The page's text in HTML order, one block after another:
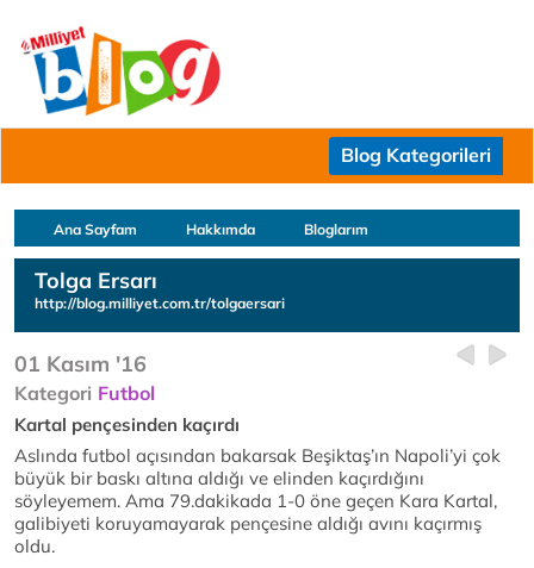
Blog Kategorileri
Ana Sayfam Hakkımda Bloglarım
Tolga Ersarı
http://blog.milliyet.com.tr/tolgaersari
01 Kasım '16
Kategori Futbol
Kartal pençesinden kaçırdı
Aslında futbol açısından bakarsak Beşiktaş’ın Napoli’yi çok
büyük bir baskı altına aldığı ve elinden kaçırdığını
söyleyemem. Ama 79.dakikada 1-0 öne geçen Kara Kartal,
galibiyeti koruyamayarak pençesine aldığı avını kaçırmış
oldu.